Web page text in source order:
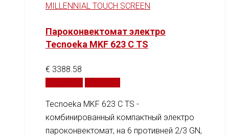
MILLENNIAL TOUCH SCREEN
Пароконвектомат электро
Tecnoeka MKF 623 C TS
€ 3388.58
Tecnoeka MKF 623 C TS -
комбинированный компактный электро
пароконвектомат, на 6 противней 2/3 GN,